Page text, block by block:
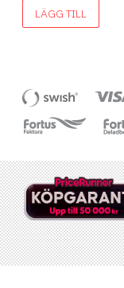
LÄGG TILL